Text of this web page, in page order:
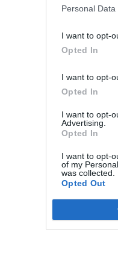
Personal
I want to opt-
Opted In
I want to opt-
Opted In
I want to opt-
Advertising.
Opted In
I want to opt-
of my
was collected.
Opted Out